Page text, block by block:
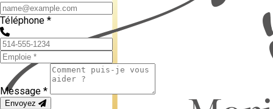
Téléphone *
Message *
Envoyez